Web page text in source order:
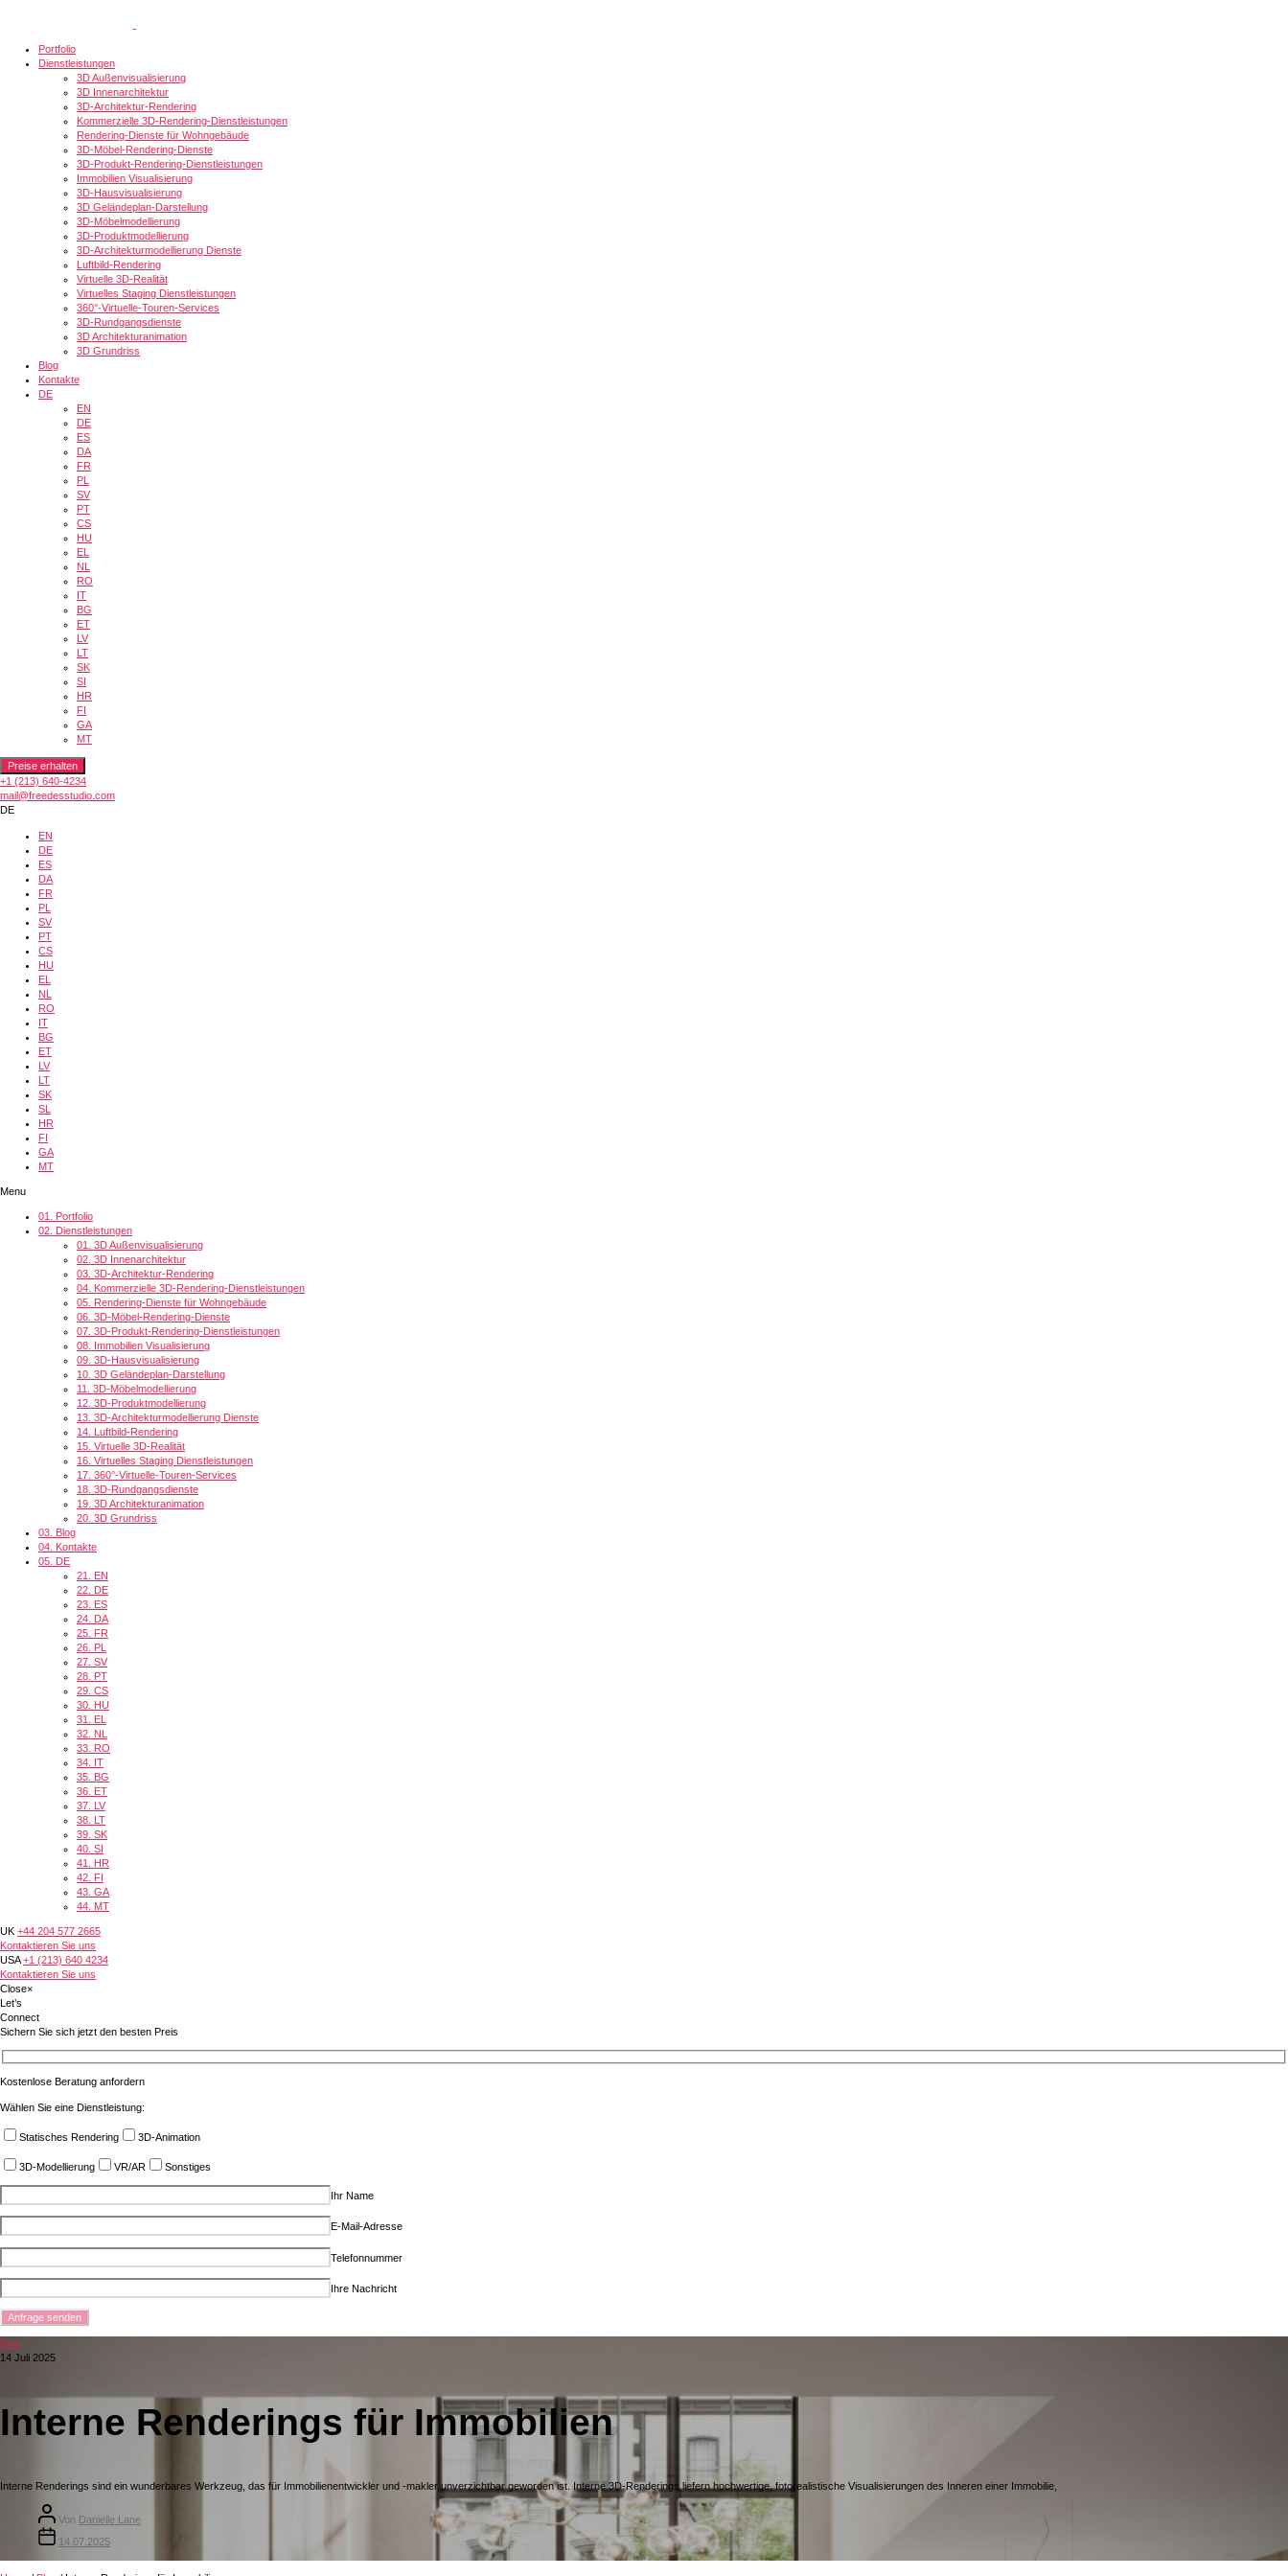
Portfolio
Dienstleistungen
3D Außenvisualisierung
3D Innenarchitektur
3D-Architektur-Rendering
Kommerzielle 3D-Rendering-Dienstleistungen
Rendering-Dienste für Wohngebäude
3D-Möbel-Rendering-Dienste
3D-Produkt-Rendering-Dienstleistungen
Immobilien Visualisierung
3D-Hausvisualisierung
3D Geländeplan-Darstellung
3D-Möbelmodellierung
3D-Produktmodellierung
3D-Architekturmodellierung Dienste
Luftbild-Rendering
Virtuelle 3D-Realität
Virtuelles Staging Dienstleistungen
360°-Virtuelle-Touren-Services
3D-Rundgangsdienste
3D Architekturanimation
3D Grundriss
Blog
Kontakte
DE
EN
DE
ES
DA
FR
PL
SV
PT
CS
HU
EL
NL
RO
IT
BG
ET
LV
LT
SK
SI
HR
FI
GA
MT
Preise erhalten
+1 (213) 640-4234
mail@freedesstudio.com
DE
EN
DE
ES
DA
FR
PL
SV
PT
CS
HU
EL
NL
RO
IT
BG
ET
LV
LT
SK
SL
HR
FI
GA
MT
Menu
01. Portfolio
02. Dienstleistungen
01. 3D Außenvisualisierung
02. 3D Innenarchitektur
03. 3D-Architektur-Rendering
04. Kommerzielle 3D-Rendering-Dienstleistungen
05. Rendering-Dienste für Wohngebäude
06. 3D-Möbel-Rendering-Dienste
07. 3D-Produkt-Rendering-Dienstleistungen
08. Immobilien Visualisierung
09. 3D-Hausvisualisierung
10. 3D Geländeplan-Darstellung
11. 3D-Möbelmodellierung
12. 3D-Produktmodellierung
13. 3D-Architekturmodellierung Dienste
14. Luftbild-Rendering
15. Virtuelle 3D-Realität
16. Virtuelles Staging Dienstleistungen
17. 360°-Virtuelle-Touren-Services
18. 3D-Rundgangsdienste
19. 3D Architekturanimation
20. 3D Grundriss
03. Blog
04. Kontakte
05. DE
21. EN
22. DE
23. ES
24. DA
25. FR
26. PL
27. SV
28. PT
29. CS
30. HU
31. EL
32. NL
33. RO
34. IT
35. BG
36. ET
37. LV
38. LT
39. SK
40. SI
41. HR
42. FI
43. GA
44. MT
UK +44 204 577 2665
Kontaktieren Sie uns
USA +1 (213) 640 4234
Kontaktieren Sie uns
Close×
Let’s
Connect
Sichern Sie sich jetzt den besten Preis
Kostenlose Beratung anfordern
Wählen Sie eine Dienstleistung:
Statisches Rendering 3D-Animation
3D-Modellierung VR/AR Sonstiges
Ihr Name
E-Mail-Adresse
Telefonnummer
Ihre Nachricht
Blog
14 Juli 2025
Interne Renderings für Immobilien
Interne Renderings sind ein wunderbares Werkzeug, das für Immobilienentwickler und -makler unverzichtbar geworden ist. Interne 3D-Renderings liefern hochwertige, fotorealistische Visualisierungen des Inneren einer Immobilie,
Von Danielle Lane
14.07.2025